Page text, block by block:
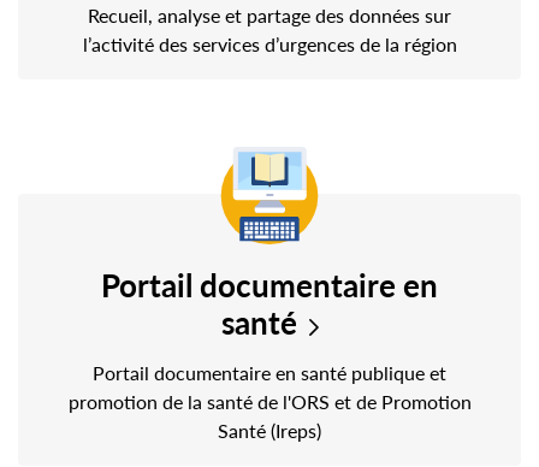
Recueil, analyse et partage des données sur
l’activité des services d’urgences de la région
Portail documentaire en
santé
Portail documentaire en santé publique et
promotion de la santé de l'ORS et de Promotion
Santé (Ireps)